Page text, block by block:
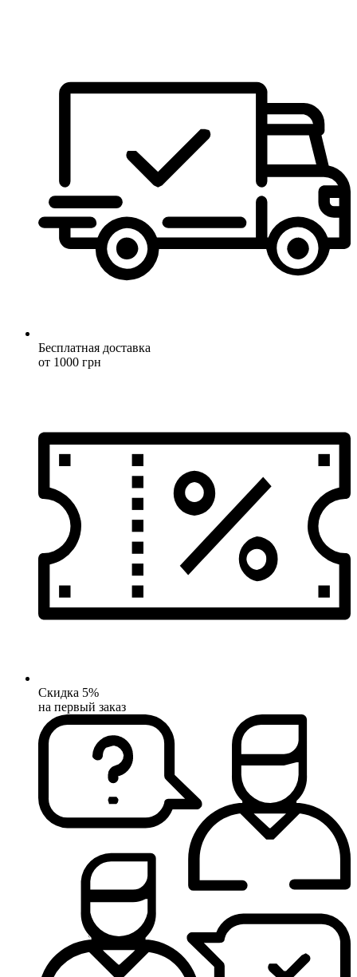
Бесплатная доставка
от 1000 грн
Скидка 5%
на первый заказ